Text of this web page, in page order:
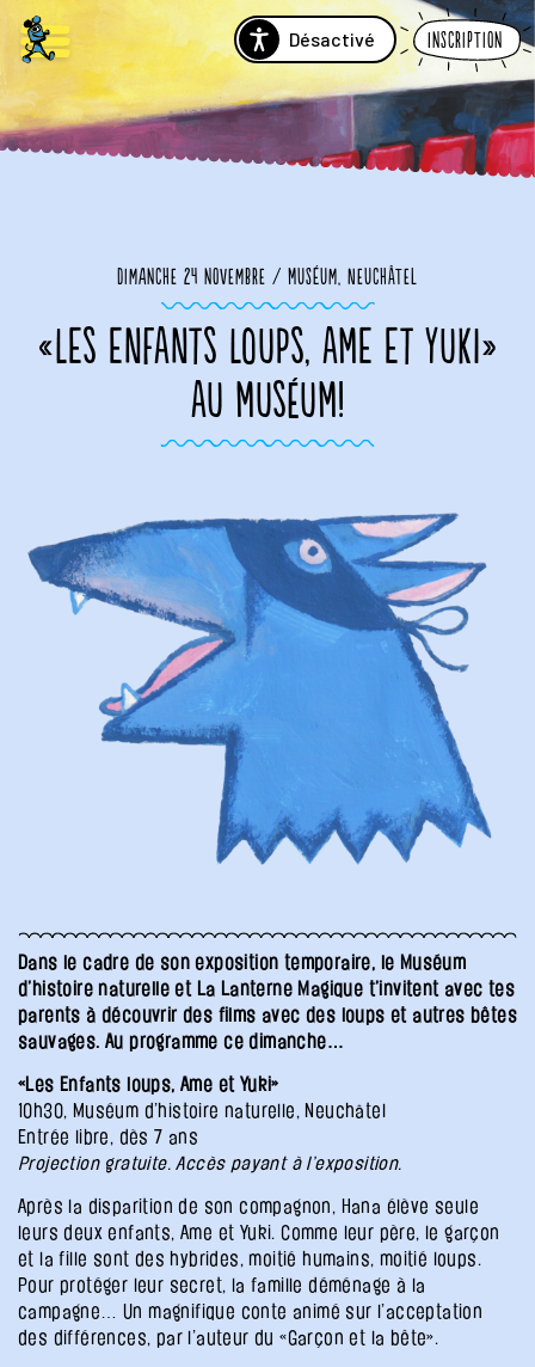
Désactivé Inscription
Dimanche 24 novembre / Muséum, Neuchâtel
«LES ENFANTS LOUPS, AME ET YUKI»
AU MUSÉUM!
Dans le cadre de son exposition temporaire, le Muséum
d’histoire naturelle et La Lanterne Magique t’invitent avec tes
parents à découvrir des films avec des loups et autres bêtes
sauvages. Au programme ce dimanche…
«Les Enfants loups, Ame et Yuki»
10h30, Muséum d’histoire naturelle, Neuchâtel
Entrée libre, dès 7 ans
Projection gratuite. Accès payant à l’exposition.
Après la disparition de son compagnon, Hana élève seule
leurs deux enfants, Ame et Yuki. Comme leur père, le garçon
et la fille sont des hybrides, moitié humains, moitié loups.
Pour protéger leur secret, la famille déménage à la
campagne… Un magnifique conte animé sur l’acceptation
des différences, par l’auteur du «Garçon et la bête».